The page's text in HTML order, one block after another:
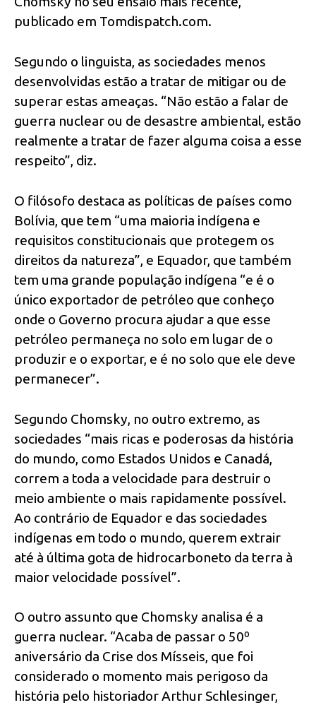
publicado em Tomdispatch.com.
Segundo o linguista, as sociedades menos
desenvolvidas estão a tratar de mitigar ou de
superar estas ameaças. “Não estão a falar de
guerra nuclear ou de desastre ambiental, estão
realmente a tratar de fazer alguma coisa a esse
respeito”, diz.
O filósofo destaca as políticas de países como
Bolívia, que tem “uma maioria indígena e
requisitos constitucionais que protegem os
direitos da natureza”, e Equador, que também
tem uma grande população indígena “e é o
único exportador de petróleo que conheço
onde o Governo procura ajudar a que esse
petróleo permaneça no solo em lugar de o
produzir e o exportar, e é no solo que ele deve
permanecer”.
Segundo Chomsky, no outro extremo, as
sociedades “mais ricas e poderosas da história
do mundo, como Estados Unidos e Canadá,
correm a toda a velocidade para destruir o
meio ambiente o mais rapidamente possível.
Ao contrário de Equador e das sociedades
indígenas em todo o mundo, querem extrair
até à última gota de hidrocarboneto da terra à
maior velocidade possível”.
O outro assunto que Chomsky analisa é a
guerra nuclear. “Acaba de passar o 50º
aniversário da Crise dos Mísseis, que foi
considerado o momento mais perigoso da
história pelo historiador Arthur Schlesinger,